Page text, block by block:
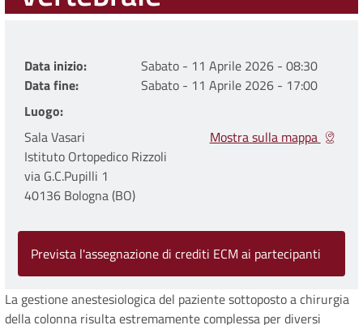
Data inizio
Sabato - 11 Aprile 2026 - 08:30
Data fine
Sabato - 11 Aprile 2026 - 17:00
Luogo
Sala Vasari
Istituto Ortopedico Rizzoli
via G.C.Pupilli 1
40136 Bologna (BO)
Mostra sulla mappa
Prevista l'assegnazione di crediti ECM ai partecipanti
La gestione anestesiologica del paziente sottoposto a chirurgia
della colonna risulta estremamente complessa per diversi